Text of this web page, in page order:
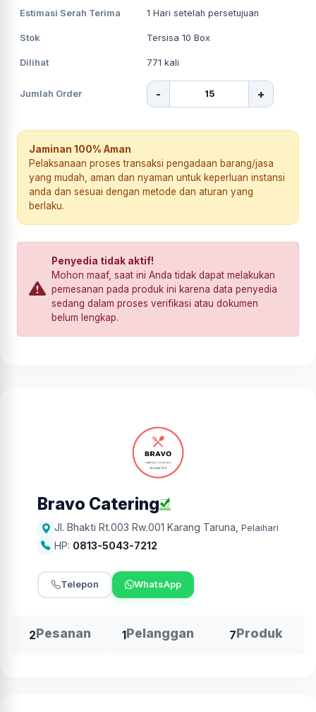
Estimasi Serah Terima 1 Hari setelah persetujuan
Stok Tersisa 10 Box
Dilihat 771 kali
Jumlah Order - +
Jaminan 100% Aman
Pelaksanaan proses transaksi pengadaan barang/jasa
yang mudah, aman dan nyaman untuk keperluan instansi
anda dan sesuai dengan metode dan aturan yang
berlaku.
Penyedia tidak aktif!
Mohon maaf, saat ini Anda tidak dapat melakukan
pemesanan pada produk ini karena data penyedia
sedang dalam proses verifikasi atau dokumen
belum lengkap.
Bravo Catering
Jl. Bhakti Rt.003 Rw.001 Karang Taruna Pelaihari
HP: 0813-5043-7212
Telepon WhatsApp
2Pesanan 1Pelanggan 7Produk